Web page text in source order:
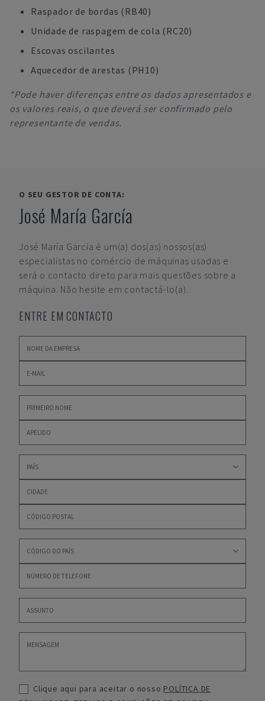
Raspador de bordas (RB40)
Unidade de raspagem de cola (RC20)
Escovas oscilantes
Aquecedor de arestas (PH10)
*Pode haver diferenças entre os dados apresentados e
os valores reais, o que deverá ser confirmado pelo
representante de vendas.
O SEU GESTOR DE CONTA:
José María García
José María García é um(a) dos(as) nossos(as)
especialistas no comércio de máquinas usadas e
será o contacto direto para mais questões sobre a
máquina. Não hesite em contactá-lo(a).
ENTRE EM CONTACTO
Clique aqui para aceitar o nosso POLÍTICA DE